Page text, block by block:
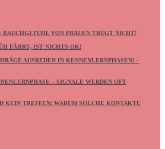
VON FRAUEN TRÜGT NICHT!
FÄHRT, IST NICHTS OK!
AUSREDEN IN KENNENLERNPHASEN! –
– SIGNALE WERDEN OFT
KEIN TREFFEN: WARUM SOLCHE KONTAKTE